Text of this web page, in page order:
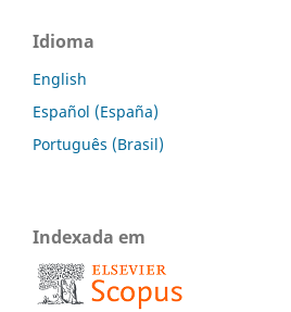
Idioma
English
Español (España)
Português (Brasil)
Indexada em